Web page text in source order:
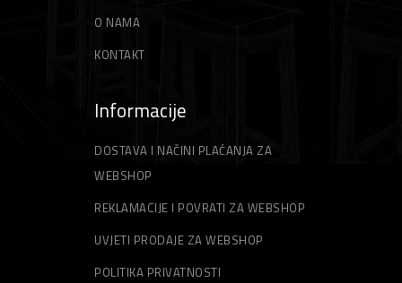
O NAMA
KONTAKT
Informacije
DOSTAVA I NAČINI PLAĆANJA ZA
WEBSHOP
REKLAMACIJE I POVRATI ZA WEBSHOP
UVJETI PRODAJE ZA WEBSHOP
POLITIKA PRIVATNOSTI